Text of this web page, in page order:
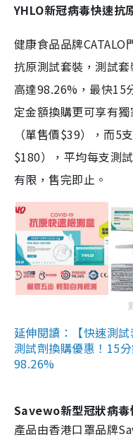
YHLO新冠病毒快速抗
健康食品品牌
抗原測試套裝，測試
高達98.26%，最快15
定金額換購更可享有
（單售價$39），而5
$180），平均每支測
有限，售完即止。
延伸閱讀：【快速測
測試劑換購優惠！15
98.26%
Savewo新型冠狀病毒
產品由香港口罩品牌